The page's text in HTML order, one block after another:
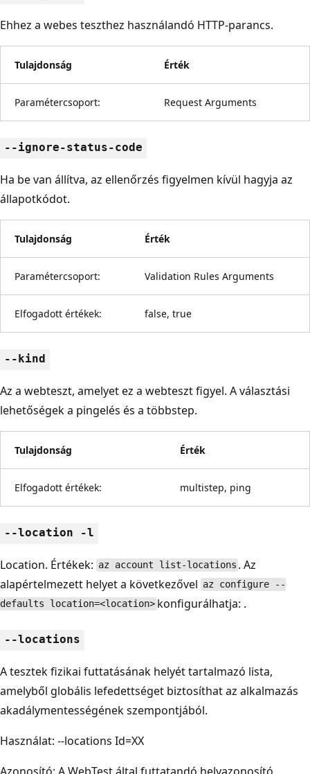
Ehhez a webes teszthez használandó HTTP-parancs.
Tulajdonság Érték
Paramétercsoport: Request Arguments
--ignore-status-code
Ha be van állítva, az ellenőrzés figyelmen kívül hagyja az
állapotkódot.
Tulajdonság Érték
Paramétercsoport: Validation Rules Arguments
Elfogadott értékek: false, true
--kind
Az a webteszt, amelyet ez a webteszt figyel. A választási
lehetőségek a pingelés és a többstep.
Tulajdonság Érték
Elfogadott értékek: multistep, ping
--location -l
Location. Értékek: az account list-locations . Az
alapértelmezett helyet a következővel az configure --
defaults location=<location> konfigurálhatja: .
--locations
A tesztek fizikai futtatásának helyét tartalmazó lista,
amelyből globális lefedettséget biztosíthat az alkalmazás
akadálymentességének szempontjából.
Használat: --locations Id=XX
Azonosító: A WebTest által futtatandó helyazonosító.